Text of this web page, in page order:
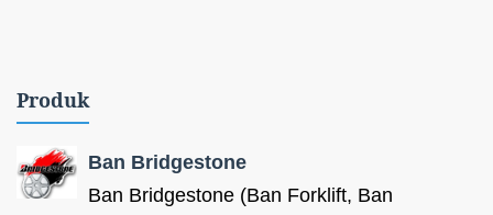
Produk
Ban Bridgestone
Ban Bridgestone (Ban Forklift, Ban